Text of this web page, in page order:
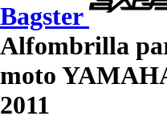
Bagster
Alfombrilla
moto
2011